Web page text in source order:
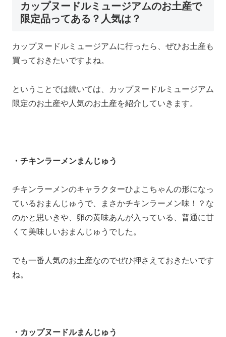
カップヌードルミュージアムのお土産で
限定品ってある？人気は？
カップヌードルミュージアムに行ったら、ぜひお土産も
買っておきたいですよね。
ということでは続いては、カップヌードルミュージアム
限定のお土産や人気のお土産を紹介していきます。
・チキンラーメンまんじゅう
チキンラーメンのキャラクターひよこちゃんの形になっ
ているおまんじゅうで、まさかチキンラーメン味！？な
のかと思いきや、卵の黄味あんが入っている、普通に甘
くて美味しいおまんじゅうでした。
でも一番人気のお土産なのでぜひ押さえておきたいです
ね。
・カップヌードルまんじゅう